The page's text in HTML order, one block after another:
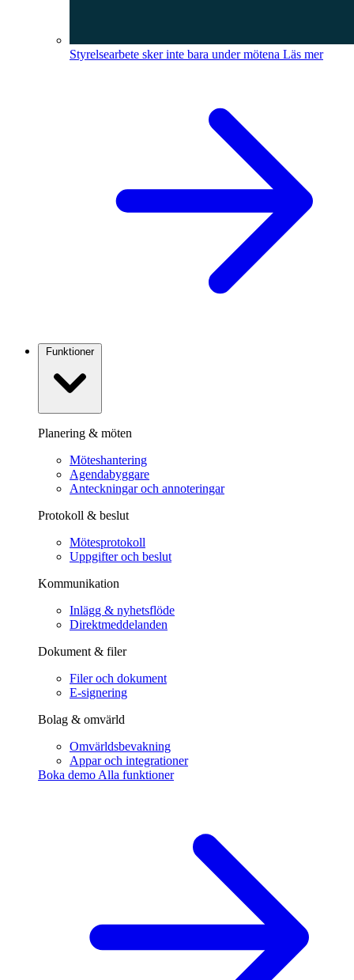
Styrelsearbete sker inte bara under mötena Läs mer
Funktioner
Planering & möten
Möteshantering
Agendabyggare
Anteckningar och annoteringar
Protokoll & beslut
Mötesprotokoll
Uppgifter och beslut
Kommunikation
Inlägg & nyhetsflöde
Direktmeddelanden
Dokument & filer
Filer och dokument
E-signering
Bolag & omvärld
Omvärldsbevakning
Appar och integrationer
Boka demo Alla funktioner